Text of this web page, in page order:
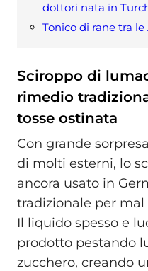
dottori nata in
Tonico di rane tra
Sciroppo di
rimedio
tosse ostinata
Con grande
di molti esterni, lo
ancora usato in
tradizionale per mal
Il liquido spesso e
prodotto pestando
zucchero, creando